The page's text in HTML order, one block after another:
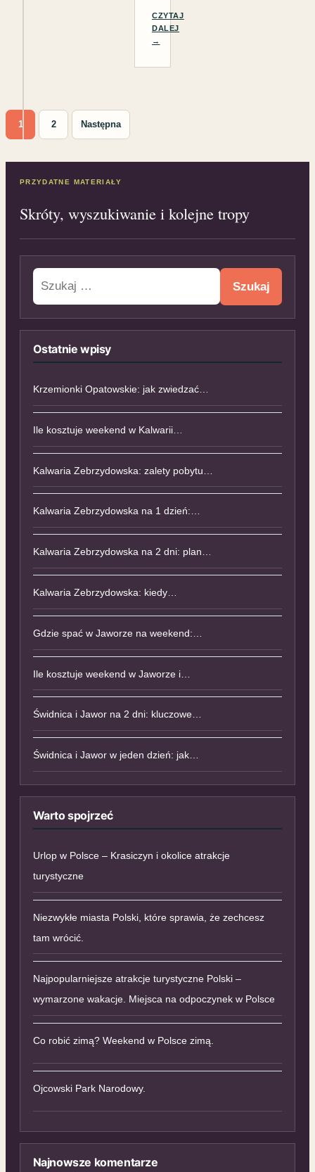
CZYTAJ
DALEJ
→
Stronicowanie wpisów
1 2 Następna
PRZYDATNE MATERIAŁY
Skróty, wyszukiwanie i kolejne tropy
Ostatnie wpisy
Krzemionki Opatowskie: jak zwiedzać…
Ile kosztuje weekend w Kalwarii…
Kalwaria Zebrzydowska: zalety pobytu…
Kalwaria Zebrzydowska na 1 dzień:…
Kalwaria Zebrzydowska na 2 dni: plan…
Kalwaria Zebrzydowska: kiedy…
Gdzie spać w Jaworze na weekend:…
Ile kosztuje weekend w Jaworze i…
Świdnica i Jawor na 2 dni: kluczowe…
Świdnica i Jawor w jeden dzień: jak…
Warto spojrzeć
Urlop w Polsce – Krasiczyn i okolice atrakcje
turystyczne
Niezwykłe miasta Polski, które sprawia, że zechcesz
tam wrócić.
Najpopularniejsze atrakcje turystyczne Polski –
wymarzone wakacje. Miejsca na odpoczynek w Polsce
Co robić zimą? Weekend w Polsce zimą.
Ojcowski Park Narodowy.
Najnowsze komentarze